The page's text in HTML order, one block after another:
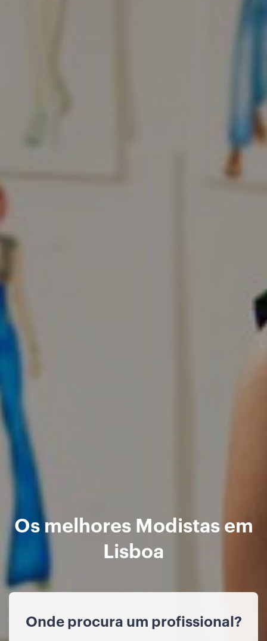
Os melhores Modistas em
Lisboa
Onde procura um profissional?